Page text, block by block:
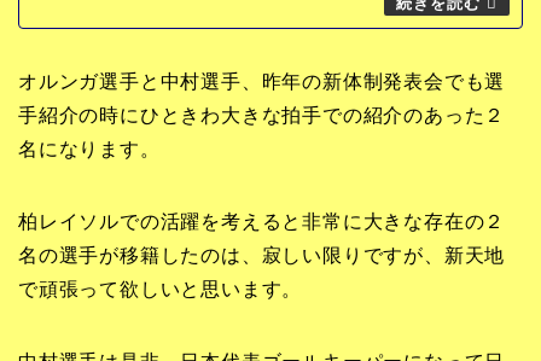
オルンガ選手と中村選手、昨年の新体制発表会でも選
手紹介の時にひときわ大きな拍手での紹介のあった２
名になります。
柏レイソルでの活躍を考えると非常に大きな存在の２
名の選手が移籍したのは、寂しい限りですが、新天地
で頑張って欲しいと思います。